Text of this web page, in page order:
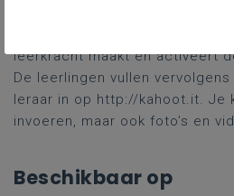
leerkracht maakt en activeert
De leerlingen vullen
leraar in op http://kahoot.it. Je
invoeren, maar ook foto’s en
Beschikbaar op